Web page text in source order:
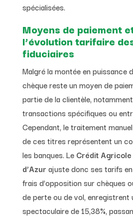
spécialisées.
Moyens de paiement
l’évolution tarifaire
fiduciaires
Malgré la montée en puissance
chèque reste un moyen de
partie de la clientèle,
transactions spécifiques ou
Cependant, le traitement
de ces titres représentent un
les banques. Le Crédit
d’Azur ajuste donc ses tarifs
frais d’opposition sur chèques
de perte ou de vol, enregistrent
spectaculaire de 15,38%,